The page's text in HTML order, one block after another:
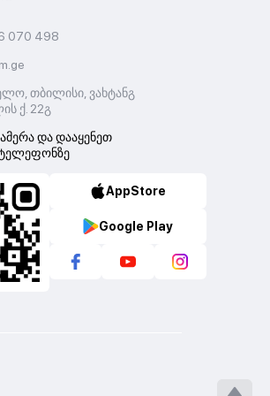
070 498
თბილისი, ვახტანგ
ქ. 22გ
და დააყენეთ
AppStore
Google Play